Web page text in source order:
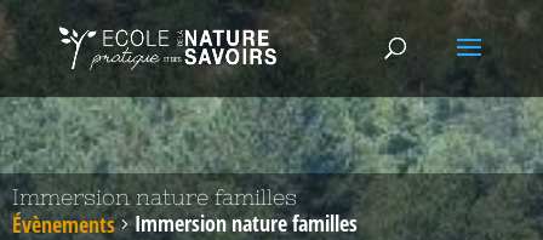
Immersion nature familles
Évènements Immersion nature familles